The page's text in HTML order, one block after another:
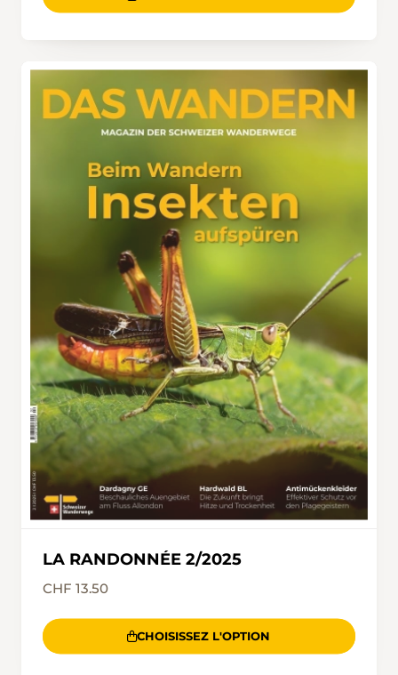
LA RANDONNÉE 2/2025
CHF 13.50
CHOISISSEZ L'OPTION